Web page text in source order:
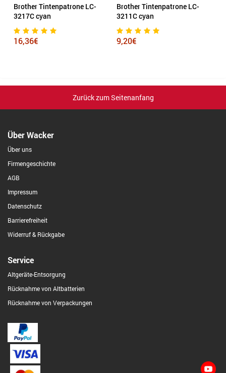
Brother Tintenpatrone LC-
3217C cyan
16,36€
Brother Tintenpatrone LC-
3211C cyan
9,20€
Zurück zum Seitenanfang
Über Wacker
Über uns
Firmengeschichte
AGB
Impressum
Datenschutz
Barrierefreiheit
Widerruf & Rückgabe
Service
Altgeräte-Entsorgung
Rücknahme von Altbatterien
Rücknahme von Verpackungen